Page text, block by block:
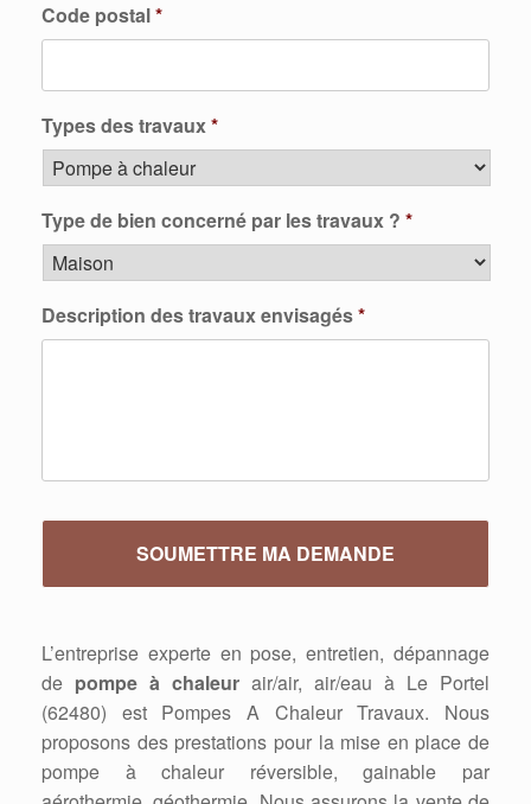
Code postal*
Types des travaux*
Type de bien concerné par les travaux ? *
Description des travaux envisagés*
L’entreprise experte en pose, entretien, dépannage
de pompe à chaleur air/air, air/eau à Le Portel
(62480) est Pompes A Chaleur Travaux. Nous
proposons des prestations pour la mise en place de
pompe à chaleur réversible, gainable par